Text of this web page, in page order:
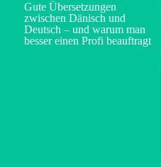
Gute Übersetzungen
zwischen Dänisch und
Deutsch – und warum man
besser einen Profi beauftragt